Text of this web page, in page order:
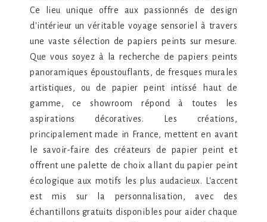
Ce lieu unique offre aux passionnés de design
d'intérieur un véritable voyage sensoriel à travers
une vaste sélection de papiers peints sur mesure.
Que vous soyez à la recherche de papiers peints
panoramiques époustouflants, de fresques murales
artistiques, ou de papier peint intissé haut de
gamme, ce showroom répond à toutes les
aspirations décoratives. Les créations,
principalement made in France, mettent en avant
le savoir-faire des créateurs de papier peint et
offrent une palette de choix allant du papier peint
écologique aux motifs les plus audacieux. L'accent
est mis sur la personnalisation, avec des
échantillons gratuits disponibles pour aider chaque